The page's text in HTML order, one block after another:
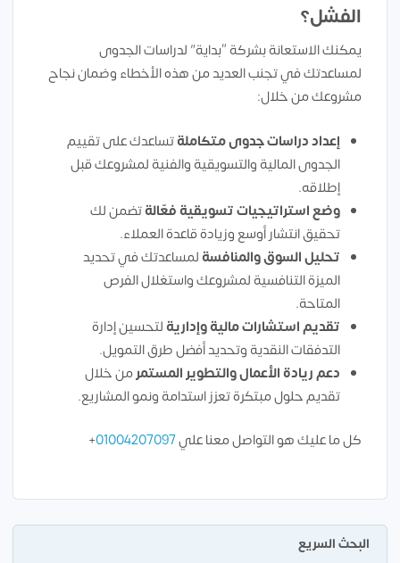
الفشل؟
يمكنك الاستعانة بشركة “بداية” لدراسات الجدوى
لمساعدتك في تجنب العديد من هذه الأخطاء وضمان نجاح
مشروعك من خلال:
إعداد دراسات جدوى متكاملةتساعدك على تقييم
الجدوى المالية والتسويقية والفنية لمشروعك قبل
إطلاقه.
وضع استراتيجيات تسويقية فعّالةتضمن لك
تحقيق انتشار أوسع وزيادة قاعدة العملاء.
تحليل السوق والمنافسة لمساعدتك في تحديد
الميزة التنافسية لمشروعك واستغلال الفرص
المتاحة.
تقديم استشارات مالية وإدارية لتحسين إدارة
التدفقات النقدية وتحديد أفضل طرق التمويل.
دعم ريادة الأعمال والتطوير المستمرمن خلال
تقديم حلول مبتكرة تعزز استدامة ونمو المشاريع.
كل ما عليك هو التواصل معنا علي01004207097
+
البحث السريع